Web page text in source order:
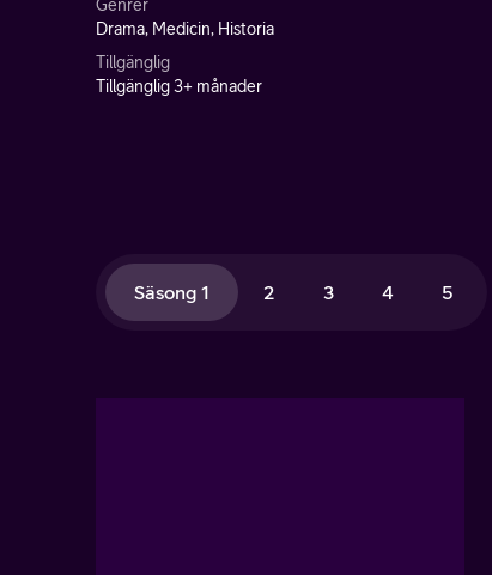
Genrer
Drama, Medicin, Historia
Tillgänglig
Tillgänglig 3+ månader
Säsong 1 2 3 4 5